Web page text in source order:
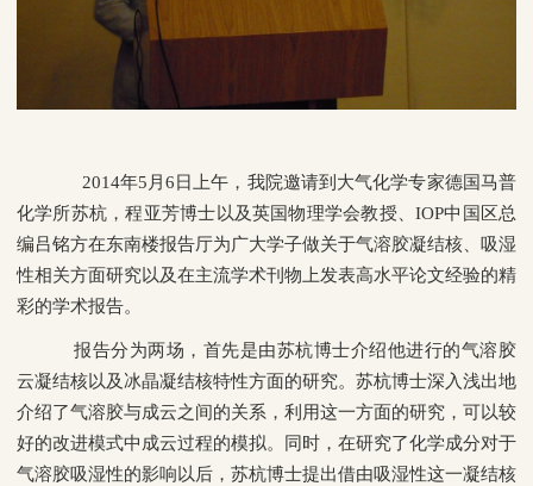
2014年5 月6 日上午，我院邀请到大气化学专家德国马普
化学所苏杭，程亚芳博士以及英国物理学会教授、IOP中国区总
编吕铭方在东南楼报告厅为广大学子做关于气溶胶凝结核、吸湿
性相关方面研究以及在主流学术刊物上发表高水平论文经验的精
彩的学术报告。
报告分为两场，首先是由苏杭博士介绍他进行的气溶胶
云凝结核以及冰晶凝结核特性方面的研究。苏杭博士深入浅出地
介绍了气溶胶与成云之间的关系，利用这一方面的研究，可以较
好的改进模式中成云过程的模拟。同时，在研究了化学成分对于
气溶胶吸湿性的影响以后，苏杭博士提出借由吸湿性这一凝结核